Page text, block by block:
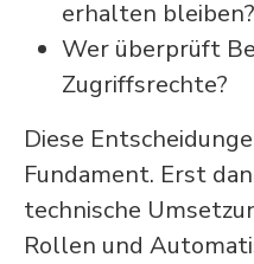
erhalten bleiben?
Wer überprüft
Zugriffsrechte?
Diese
Fundament. Erst
technische
Rollen und